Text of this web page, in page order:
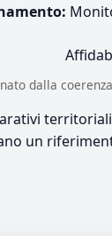
dalla
un